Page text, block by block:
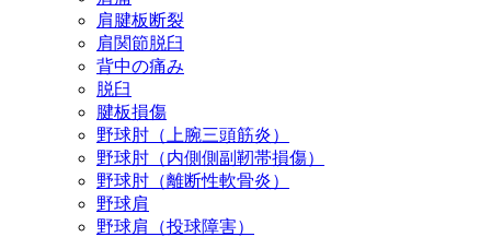
肩腱板断裂
肩関節脱臼
背中の痛み
脱臼
腱板損傷
野球肘（上腕三頭筋炎）
野球肘（内側側副靭帯損傷）
野球肘（離断性軟骨炎）
野球肩
野球肩（投球障害）